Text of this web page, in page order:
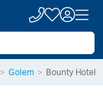
Golem Bounty Hotel